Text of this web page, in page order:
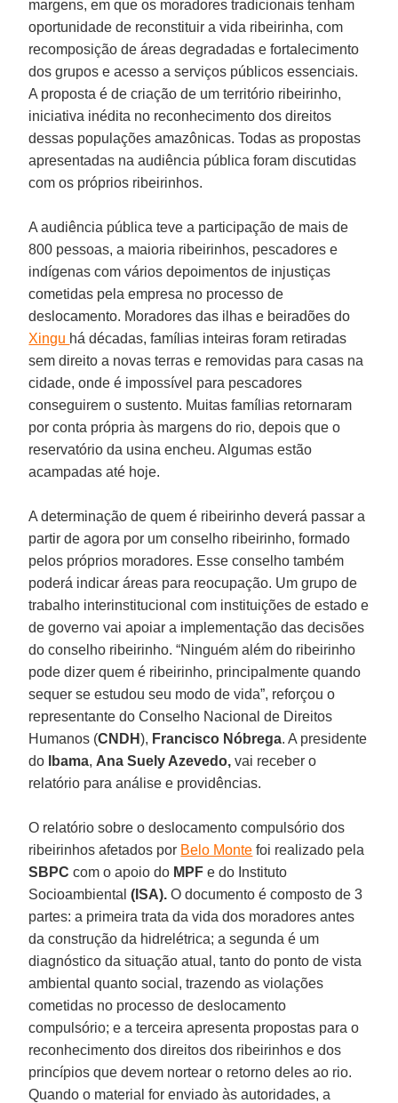
margens, em que os moradores tradicionais tenham
oportunidade de reconstituir a vida ribeirinha, com
recomposição de áreas degradadas e fortalecimento
dos grupos e acesso a serviços públicos essenciais.
A proposta é de criação de um território ribeirinho,
iniciativa inédita no reconhecimento dos direitos
dessas populações amazônicas. Todas as propostas
apresentadas na audiência pública foram discutidas
com os próprios ribeirinhos.
A audiência pública teve a participação de mais de
800 pessoas, a maioria ribeirinhos, pescadores e
indígenas com vários depoimentos de injustiças
cometidas pela empresa no processo de
deslocamento. Moradores das ilhas e beiradões do
Xingu há décadas, famílias inteiras foram retiradas
sem direito a novas terras e removidas para casas na
cidade, onde é impossível para pescadores
conseguirem o sustento. Muitas famílias retornaram
por conta própria às margens do rio, depois que o
reservatório da usina encheu. Algumas estão
acampadas até hoje.
A determinação de quem é ribeirinho deverá passar a
partir de agora por um conselho ribeirinho, formado
pelos próprios moradores. Esse conselho também
poderá indicar áreas para reocupação. Um grupo de
trabalho interinstitucional com instituições de estado e
de governo vai apoiar a implementação das decisões
do conselho ribeirinho. “Ninguém além do ribeirinho
pode dizer quem é ribeirinho, principalmente quando
sequer se estudou seu modo de vida”, reforçou o
representante do Conselho Nacional de Direitos
Humanos (CNDH), Francisco Nóbrega. A presidente
do
Ibama, Ana Suely Azevedo, vai receber o
relatório para análise e providências.
O relatório sobre o deslocamento compulsório dos
ribeirinhos afetados por Belo Monte foi realizado pela
SBPC com o apoio do MPF e do Instituto
Socioambiental(ISA). O documento é composto de 3
partes: a primeira trata da vida dos moradores antes
da construção da hidrelétrica; a segunda é um
diagnóstico da situação atual, tanto do ponto de vista
ambiental quanto social, trazendo as violações
cometidas no processo de deslocamento
compulsório; e a terceira apresenta propostas para o
reconhecimento dos direitos dos ribeirinhos e dos
princípios que devem nortear o retorno deles ao rio.
Quando o material for enviado às autoridades, a